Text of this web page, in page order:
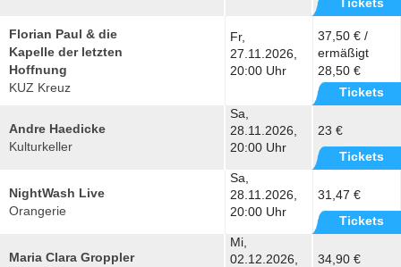
Florian Paul & die
Kapelle der letzten
Hoffnung
KUZ Kreuz
Fr,
27.11.2026,
20:00 Uhr
37,50 € /
ermäßigt
28,50 €
Tickets
Andre Haedicke
Kulturkeller
Sa,
28.11.2026,
20:00 Uhr
23 €
Tickets
NightWash Live
Orangerie
Sa,
28.11.2026,
20:00 Uhr
31,47 €
Tickets
Maria Clara Groppler
Mi,
02.12.2026,
34,90 €